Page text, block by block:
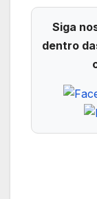
Siga
dentro